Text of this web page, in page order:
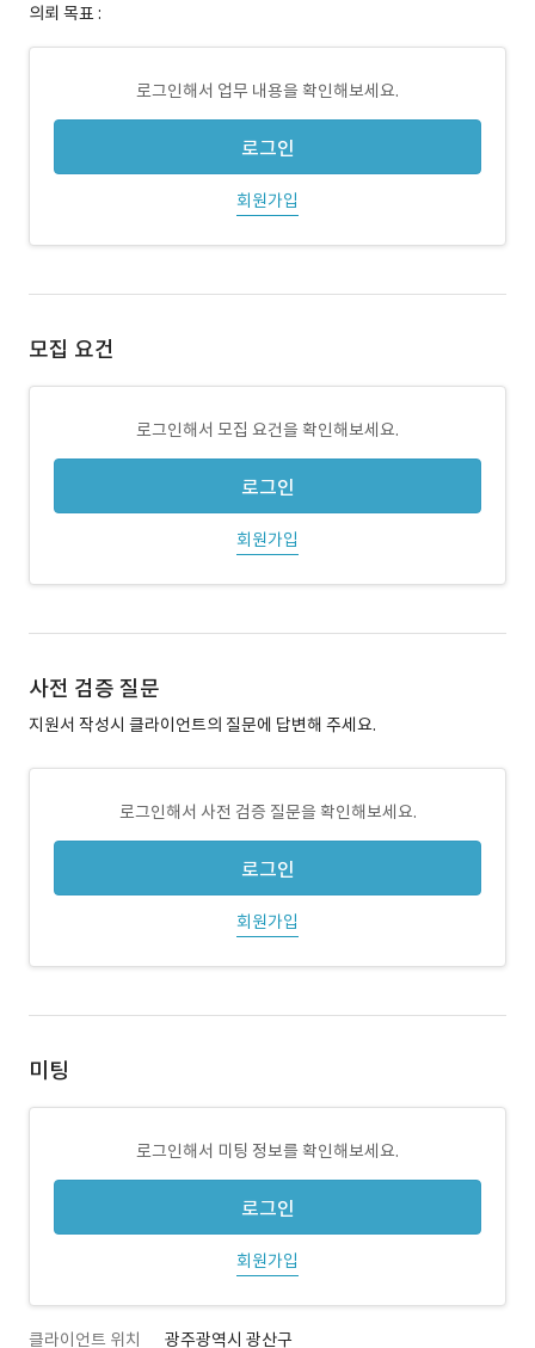
의뢰 목표 :
로그인해서 업무 내용을 확인해보세요.
로그인
회원가입
모집 요건
로그인해서 모집 요건을 확인해보세요.
로그인
회원가입
사전 검증 질문
지원서 작성시 클라이언트의 질문에 답변해 주세요.
로그인해서 사전 검증 질문을 확인해보세요.
로그인
회원가입
미팅
로그인해서 미팅 정보를 확인해보세요.
로그인
회원가입
클라이언트 위치 광주광역시 광산구